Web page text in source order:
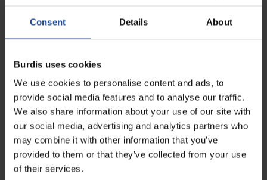
Consent Details About
Burdis uses cookies
We use cookies to personalise content and ads, to
provide social media features and to analyse our traffic.
We also share information about your use of our site with
our social media, advertising and analytics partners who
may combine it with other information that you’ve
provided to them or that they’ve collected from your use
of their services.
Longueur
Poids
Diamètre 11,5 cm
Nombre de brins 4
Nombre de bouts